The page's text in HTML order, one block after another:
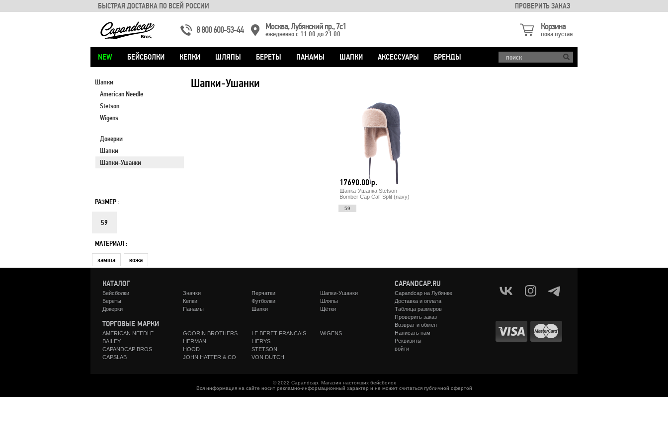
БЫСТРАЯ ДОСТАВКА ПО ВСЕЙ РОССИИ ПРОВЕРИТЬ ЗАКАЗ
8 800 600-53-44 Москва, Лубянский пр., 7с1
ежедневно с 11:00 до 21:00
Корзина
пока пустая
NEW БЕЙСБОЛКИ КЕПКИ ШЛЯПЫ БЕРЕТЫ ПАНАМЫ ШАПКИ АКСЕССУАРЫ БРЕНДЫ
Шапки
American Needle
Stetson
Wigens
Докерки
Шапки
Шапки-Ушанки
РАЗМЕР :
59
МАТЕРИАЛ :
замша кожа
Шапки-Ушанки
17690.00 р.
Шапка-Ушанка Stetson
Bomber Cap Calf Split (navy)
59
КАТАЛОГ
Бейсболки
Береты
Докерки
Значки
Кепки
Панамы
Перчатки
Футболки
Шапки
Шапки-Ушанки
Шляпы
Щётки
ТОРГОВЫЕ МАРКИ
AMERICAN NEEDLE
BAILEY
CAPANDCAP BROS
CAPSLAB
GOORIN BROTHERS
HERMAN
HOOD
JOHN HATTER & CO
LE BERET FRANCAIS
LIERYS
STETSON
VON DUTCH
WIGENS
CAPANDCAP.RU
Capandcap на Лубянке
Доставка и оплата
Таблица размеров
Проверить заказ
Возврат и обмен
Написать нам
Реквизиты
войти
© 2022 Capandcap. Магазин настоящих бейсболок
Вся информация на сайте носит рекламно-информационный характер и не может считаться публичной офертой